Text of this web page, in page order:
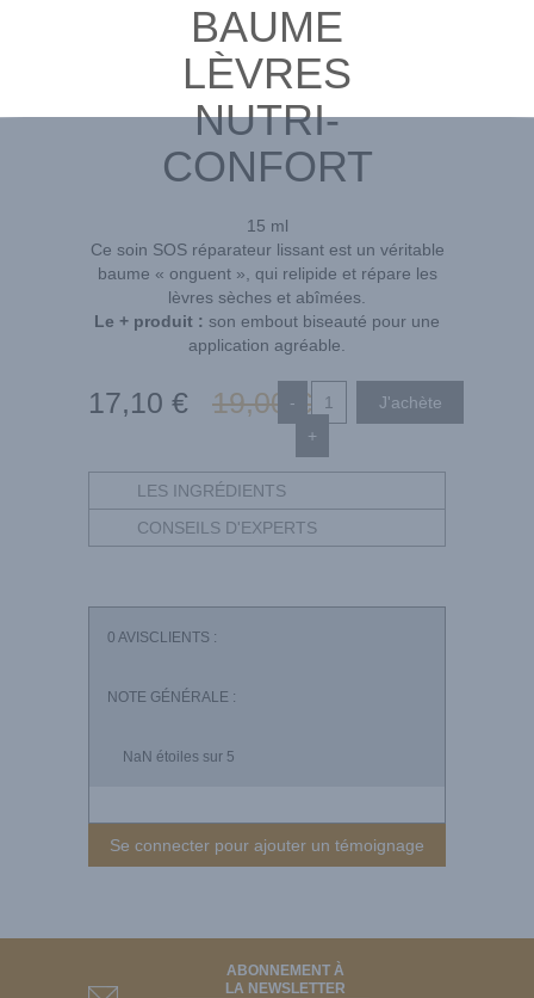
BAUME
LÈVRES
NUTRI-
CONFORT
15 ml
Ce soin SOS réparateur lissant est un véritable
baume « onguent », qui relipide et répare les
lèvres sèches et abîmées.
Le + produit : son embout biseauté pour une
application agréable.
17,10 € 19,00 €
-
+
LES INGRÉDIENTS
CONSEILS D'EXPERTS
0 AVISCLIENTS :
NOTE GÉNÉRALE :
NaN étoiles sur 5
Se connecter pour ajouter un témoignage
ABONNEMENT À
LA NEWSLETTER